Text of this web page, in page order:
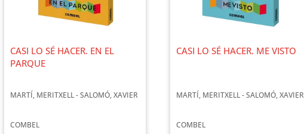
CASI LO SÉ HACER. EN EL
PARQUE
MARTÍ, MERITXELL - SALOMÓ, XAVIER
COMBEL
CASI LO SÉ HACER. ME VISTO
MARTÍ, MERITXELL - SALOMÓ, XAVIER
COMBEL